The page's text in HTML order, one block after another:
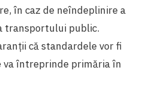
în caz de neîndeplinire a
transportului public.
că standardele vor fi
va întreprinde primăria în